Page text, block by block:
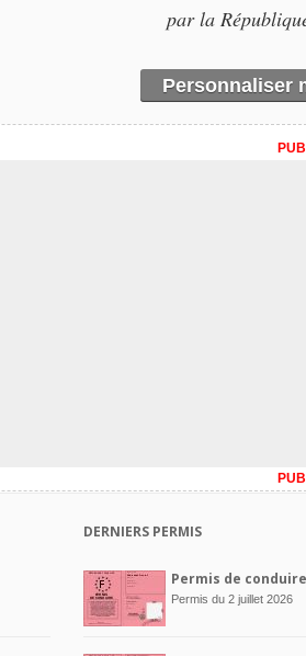
par la
Personnaliser
PUB
PUB
DERNIERS PERMIS
Permis de conduire
Permis du 2 juillet 2026